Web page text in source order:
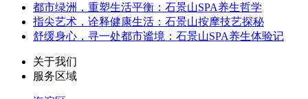
都市绿洲，重塑生活平衡：石景山SPA养生哲学
指尖艺术，诠释健康生活：石景山按摩技艺探秘
舒缓身心，寻一处都市谧境：石景山SPA养生体验记
关于我们
服务区域